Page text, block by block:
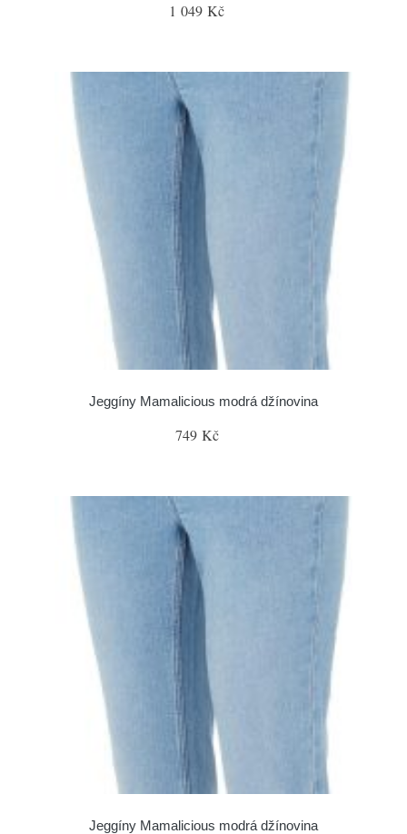
1 049 Kč
Jeggíny Mamalicious modrá džínovina
749 Kč
Jeggíny Mamalicious modrá džínovina